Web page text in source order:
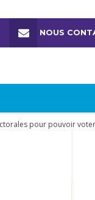
NOUS
pour pouvoir